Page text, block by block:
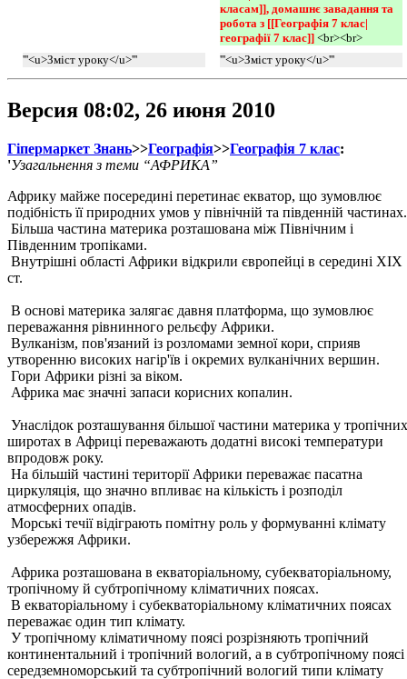
класам]], домашнє завадання та
робота з [[Географія 7 клас|
географії 7 клас]] <br><br>
'''<u>Зміст уроку</u>'''
'''<u>Зміст уроку</u>'''
Версия 08:02, 26 июня 2010
Гіпермаркет Знань>>Географія>>Географія 7 клас:
'Узагальнення з теми “АФРИКА”
Африку майже посередині перетинає екватор, що зумовлює
подібність її природних умов у північній та південній частинах.
Більша частина материка розташована між Північним і
Південним тропіками.
Внутрішні області Африки відкрили європейці в середині XIX
ст.
В основі материка залягає давня платформа, що зумовлює
переважання рівнинного рельєфу Африки.
Вулканізм, пов'язаний із розломами земної кори, сприяв
утворенню високих нагір'їв і окремих вулканічних вершин.
Гори Африки різні за віком.
Африка має значні запаси корисних копалин.
Унаслідок розташування більшої частини материка у тропічних
широтах в Африці переважають додатні високі температури
впродовж року.
На більшій частині території Африки переважає пасатна
циркуляція, що значно впливає на кількість і розподіл
атмосферних опадів.
Морські течії відіграють помітну роль у формуванні клімату
узбережжя Африки.
Африка розташована в екваторіальному, субекваторіальному,
тропічному й субтропічному кліматичних поясах.
В екваторіальному і субекваторіальному кліматичних поясах
переважає один тип клімату.
У тропічному кліматичному поясі розрізняють тропічний
континентальний і тропічний вологий, а в субтропічному поясі
середземноморський та субтропічний вологий типи клімату